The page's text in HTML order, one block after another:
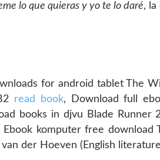
lo que quieras y yo te lo daré, la
for android tablet The
read book, Download full
books in djvu Blade Runner
Ebook komputer free download
der Hoeven (English